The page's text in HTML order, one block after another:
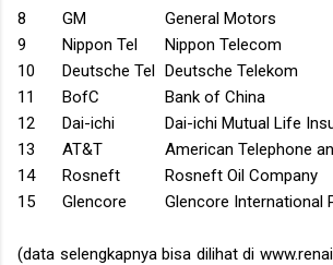
8
GM General Motors
9
Nippon Tel Nippon Telecom
10
Deutsche Tel Deutsche Telekom
11
BofC Bank of China
12
Dai-ichi Dai-ichi Mutual Life
13
AT&T American Telephone
14
Rosneft Rosneft Oil Company
15
Glencore Glencore International
(data selengkapnya bisa dilihat di